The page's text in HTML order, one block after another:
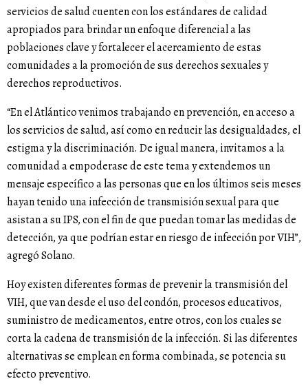
servicios de salud cuenten con los estándares de calidad
apropiados para brindar un enfoque diferencial a las
poblaciones clave y fortalecer el acercamiento de estas
comunidades a la promoción de sus derechos sexuales y
derechos reproductivos.
“En el Atlántico venimos trabajando en prevención, en acceso a
los servicios de salud, así como en reducir las desigualdades, el
estigma y la discriminación. De igual manera, invitamos a la
comunidad a empoderase de este tema y extendemos un
mensaje específico a las personas que en los últimos seis meses
hayan tenido una infección de transmisión sexual para que
asistan a su IPS, con el fin de que puedan tomar las medidas de
detección, ya que podrían estar en riesgo de infección por VIH”,
agregó Solano.
Hoy existen diferentes formas de prevenir la transmisión del
VIH, que van desde el uso del condón, procesos educativos,
suministro de medicamentos, entre otros, con los cuales se
corta la cadena de transmisión de la infección. Si las diferentes
alternativas se emplean en forma combinada, se potencia su
efecto preventivo.